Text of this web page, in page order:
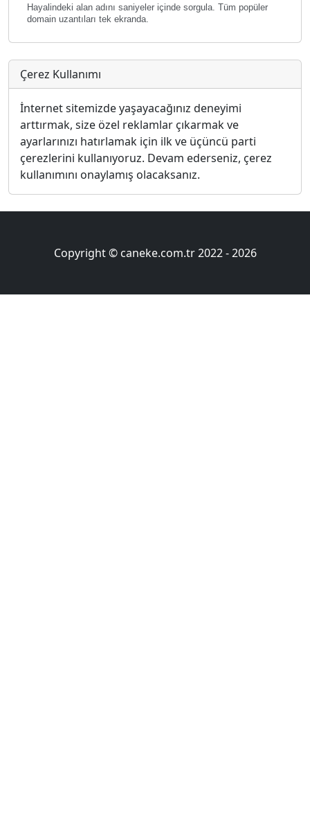
Hayalindeki alan adını saniyeler içinde sorgula. Tüm popüler
domain uzantıları tek ekranda.
Çerez Kullanımı
İnternet sitemizde yaşayacağınız deneyimi
arttırmak, size özel reklamlar çıkarmak ve
ayarlarınızı hatırlamak için ilk ve üçüncü parti
çerezlerini kullanıyoruz. Devam ederseniz, çerez
kullanımını onaylamış olacaksanız.
Copyright © caneke.com.tr 2022 -2026